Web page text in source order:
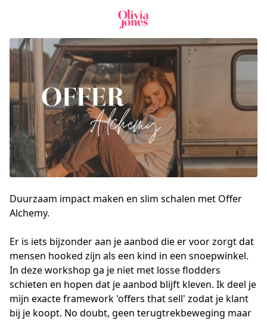
Duurzaam impact maken en slim schalen met Offer
Alchemy.
Er is iets bijzonder aan je aanbod die er voor zorgt dat
mensen hooked zijn als een kind in een snoepwinkel.
In deze workshop ga je niet met losse flodders
schieten en hopen dat je aanbod blijft kleven. Ik deel je
mijn exacte framework 'offers that sell' zodat je klant
bij je koopt. No doubt, geen terugtrekbeweging maar